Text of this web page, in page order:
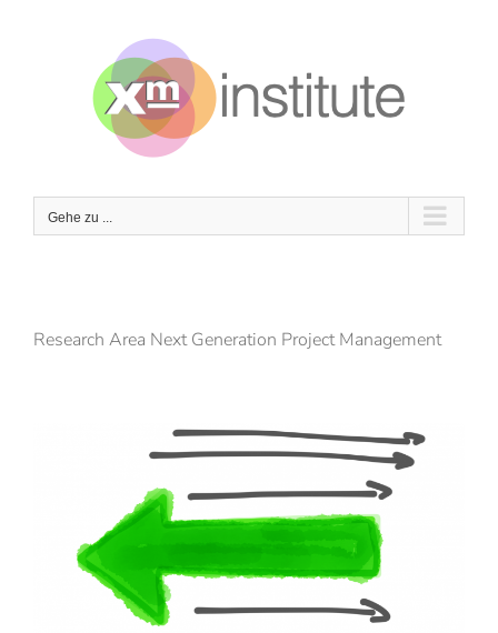
Gehe zu ...
Research Area Next Generation Project Management